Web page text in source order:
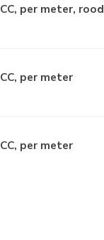
per meter, rood
per meter
per meter